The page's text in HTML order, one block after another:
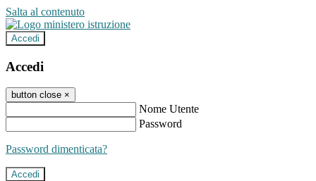
Salta al contenuto
Accedi
Accedi
button close ×
Nome Utente
Password
Password dimenticata?